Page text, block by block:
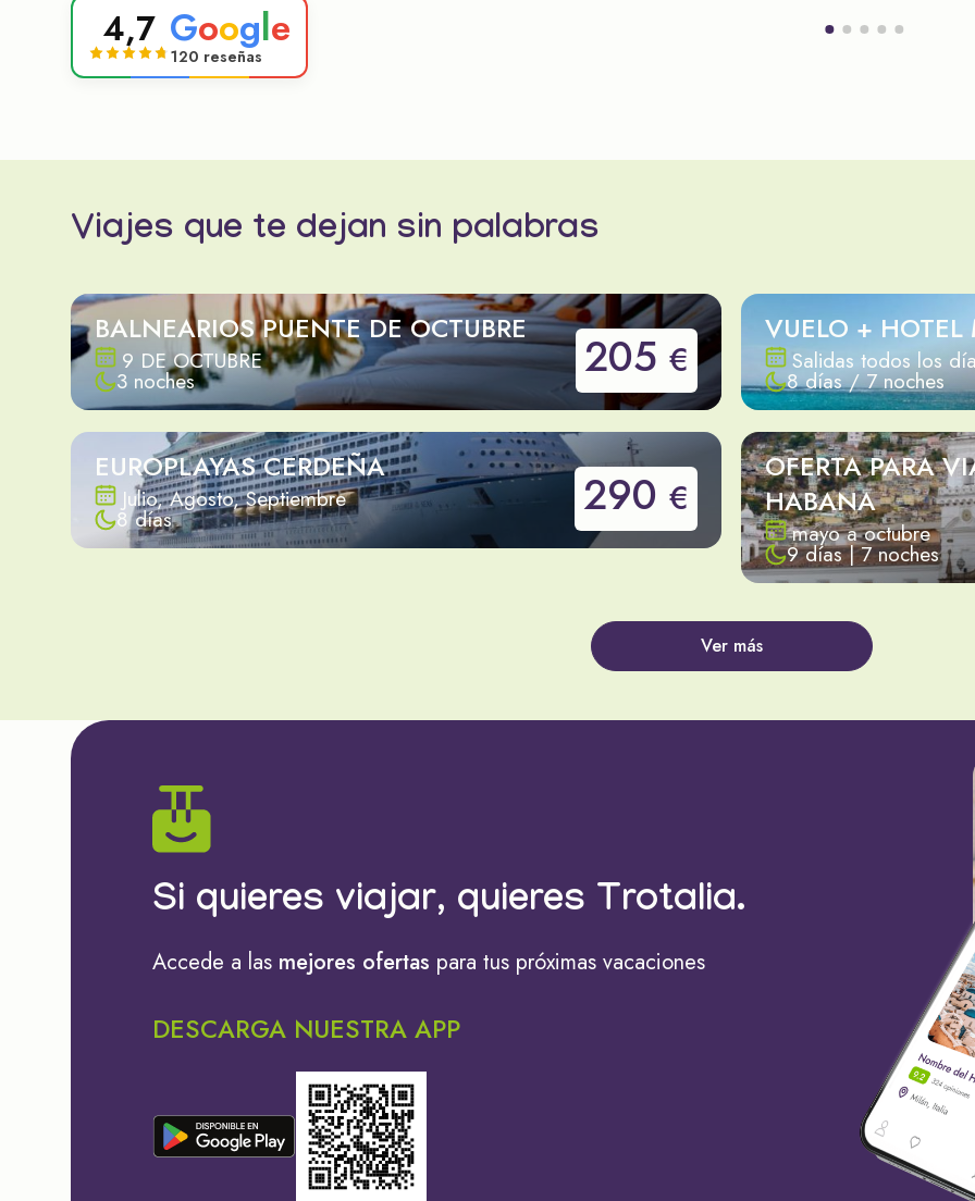
4,7 Google
120 reseñas
Viajes que te dejan sin palabras
BALNEARIOS PUENTE DE OCTUBRE
9 DE OCTUBRE
3 noches 205 €
VUELO + HOTEL
Salidas todos los
8 días / 7 noches
EUROPLAYAS CERDEÑA
Julio, Agosto, Septiembre
8 días 290 €
OFERTA PARA
HABANA
mayo a octubre
9 días | 7 noches
Ver más
Si quieres viajar, quieres Trotalia.
Accede a las mejores ofertas para tus próximas vacaciones
DESCARGA NUESTRA APP